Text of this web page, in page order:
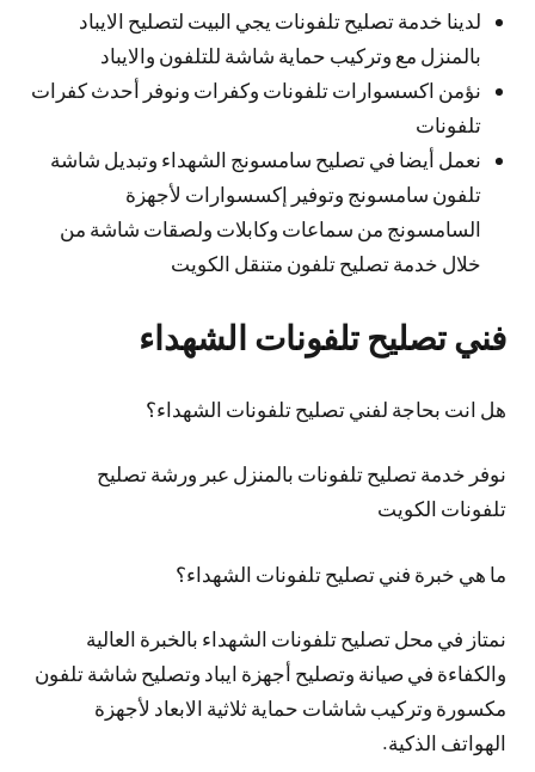
لدينا خدمة تصليح تلفونات يجي البيت لتصليح الايباد
بالمنزل مع وتركيب حماية شاشة للتلفون والايباد
نؤمن اكسسوارات تلفونات وكفرات ونوفر أحدث كفرات
تلفونات
نعمل أيضا في تصليح سامسونج الشهداء وتبديل شاشة
تلفون سامسونج وتوفير إكسسوارات لأجهزة
السامسونج من سماعات وكابلات ولصقات شاشة من
خلال خدمة تصليح تلفون متنقل الكويت
فني تصليح تلفونات الشهداء
هل انت بحاجة لفني تصليح تلفونات الشهداء؟
نوفر خدمة تصليح تلفونات بالمنزل عبر ورشة تصليح
تلفونات الكويت
ما هي خبرة فني تصليح تلفونات الشهداء؟
نمتاز في محل تصليح تلفونات الشهداء بالخبرة العالية
والكفاءة في صيانة وتصليح أجهزة ايباد وتصليح شاشة تلفون
مكسورة وتركيب شاشات حماية ثلاثية الابعاد لأجهزة
الهواتف الذكية.